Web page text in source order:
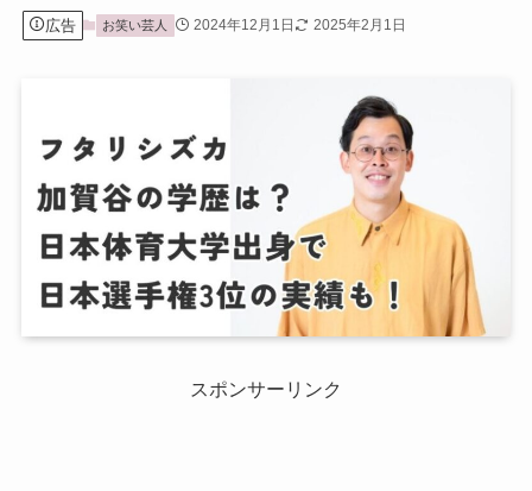
広告 お笑い芸人 2024年12月1日 2025年2月1日
スポンサーリンク